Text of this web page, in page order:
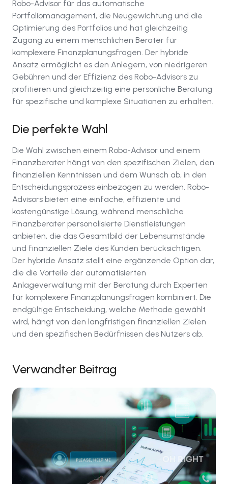
Robo-Advisor für das automatische
Portfoliomanagement, die Neugewichtung und die
Optimierung des Portfolios und hat gleichzeitig
Zugang zu einem menschlichen Berater für
komplexere Finanzplanungsfragen. Der hybride
Ansatz ermöglicht es den Anlegern, von niedrigeren
Gebühren und der Effizienz des Robo-Advisors zu
profitieren und gleichzeitig eine persönliche Beratung
für spezifische und komplexe Situationen zu erhalten.
Die perfekte Wahl
Die Wahl zwischen einem Robo-Advisor und einem
Finanzberater hängt von den spezifischen Zielen, den
finanziellen Kenntnissen und dem Wunsch ab, in den
Entscheidungsprozess einbezogen zu werden. Robo-
Advisors bieten eine einfache, effiziente und
kostengünstige Lösung, während menschliche
Finanzberater personalisierte Dienstleistungen
anbieten, die das Gesamtbild der Lebensumstände
und finanziellen Ziele des Kunden berücksichtigen.
Der hybride Ansatz stellt eine ergänzende Option dar,
die die Vorteile der automatisierten
Anlageverwaltung mit der Beratung durch Experten
für komplexere Finanzplanungsfragen kombiniert. Die
endgültige Entscheidung, welche Methode gewählt
wird, hängt von den langfristigen finanziellen Zielen
und den spezifischen Bedürfnissen des Nutzers ab.
Verwandter Beitrag